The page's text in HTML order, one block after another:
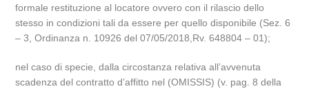
formale restituzione al locatore ovvero con il rilascio dello
stesso in condizioni tali da essere per quello disponibile (Sez. 6
– 3, Ordinanza n. 10926 del 07/05/2018,Rv. 648804 – 01);
nel caso di specie, dalla circostanza relativa all’avvenuta
scadenza del contratto d’affitto nel (OMISSIS) (v. pag. 8 della